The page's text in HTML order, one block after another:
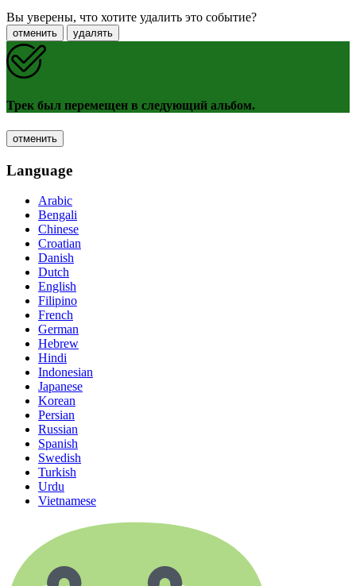
Вы уверены, что хотите удалить это событие?
отменить удалять
Трек был перемещен в следующий альбом.
отменить
Language
Arabic
Bengali
Chinese
Croatian
Danish
Dutch
English
Filipino
French
German
Hebrew
Hindi
Indonesian
Japanese
Korean
Persian
Russian
Spanish
Swedish
Turkish
Urdu
Vietnamese